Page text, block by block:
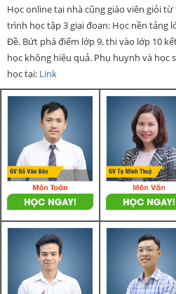
Học online tại nhà cũng giáo viên giỏi
trình học tập 3 giai đoạn: Học nền tảng
Đề. Bứt phá điểm lớp 9, thi vào lớp 10
học không hiệu quả. Phụ huynh và học
học tại: Link